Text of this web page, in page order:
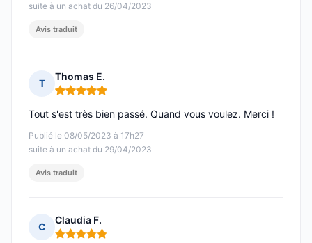
suite à un achat du 26/04/2023
Avis traduit
T
Thomas E.
Note : 5 sur 5
Publié le 08/05/2023 à 17h27
suite à un achat du 29/04/2023
Tout s'est très bien passé. Quand vous voulez. Merci !
Avis traduit
C
Claudia F.
Note : 5 sur 5